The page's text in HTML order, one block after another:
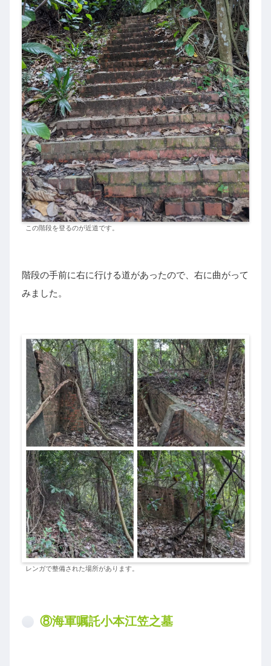
この階段を登るのが近道です。
階段の手前に右に行ける道があったので、右に曲がって
みました。
レンガで整備された場所があります。
⑧海軍嘱託小本江笠之墓